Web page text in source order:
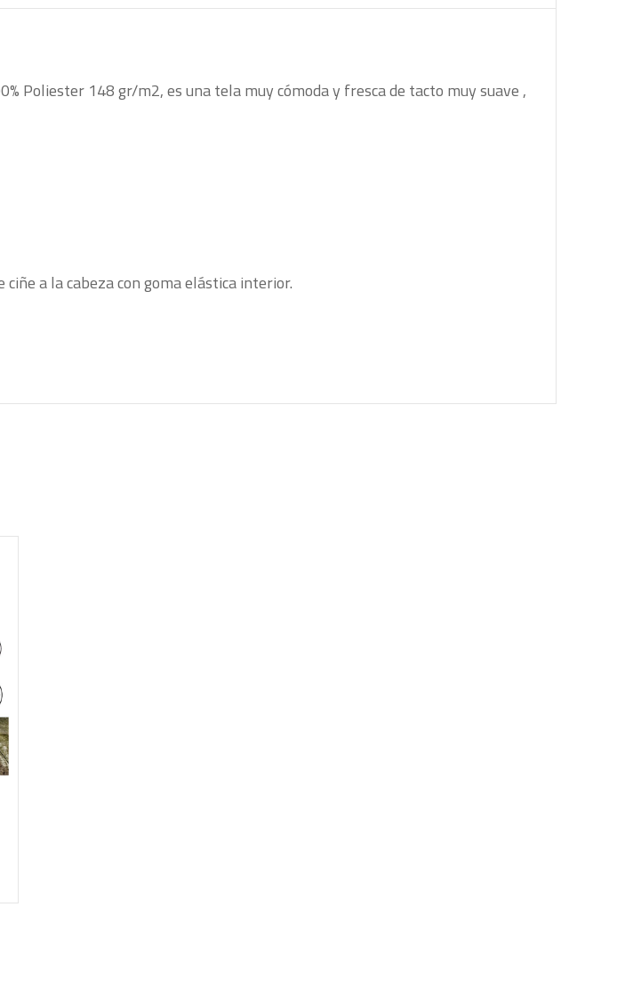
Poliester 148 gr/m2, es una tela muy cómoda y fresca de tacto muy suave ,
a la cabeza con goma elástica interior.